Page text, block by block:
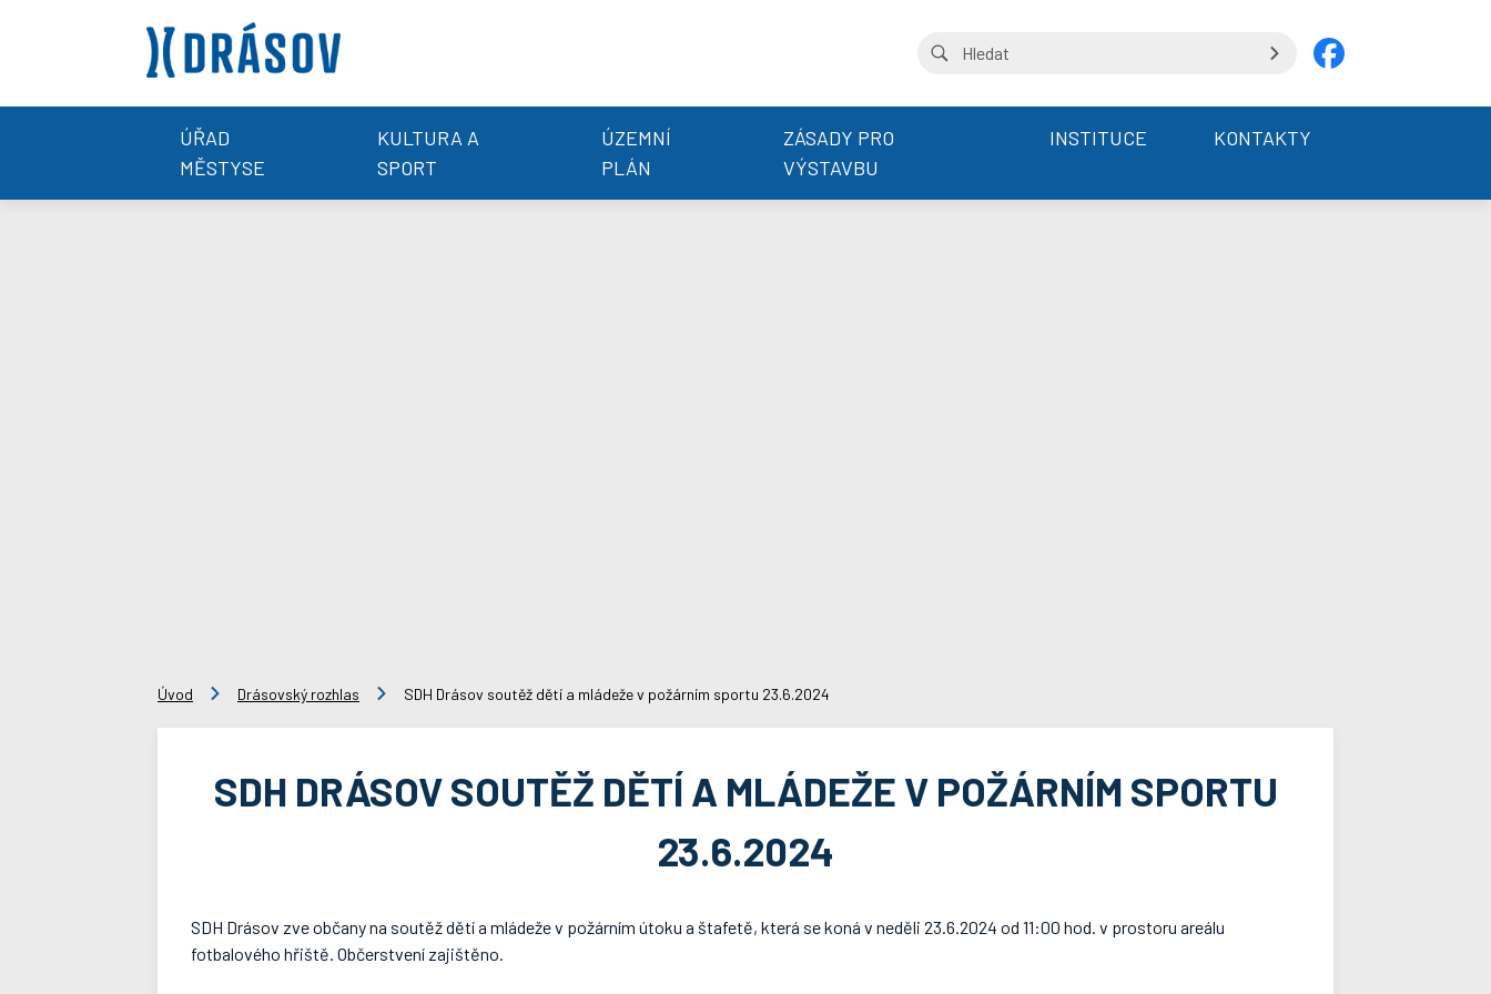
ÚŘAD
MĚSTYSE
KULTURA A
SPORT
ÚZEMNÍ
PLÁN
ZÁSADY PRO
VÝSTAVBU
INSTITUCE KONTAKTY
Úvod Drásovský rozhlas SDH Drásov soutěž dětí a mládeže v požárním sportu 23.6.2024
SDH DRÁSOV SOUTĚŽ DĚTÍ A MLÁDEŽE V POŽÁRNÍM SPORTU
23.6.2024
SDH Drásov zve občany na soutěž dětí a mládeže v požárním útoku a štafetě, která se koná v neděli 23.6.2024 od 11:00 hod. v prostoru areálu
fotbalového hřiště. Občerstvení zajištěno.